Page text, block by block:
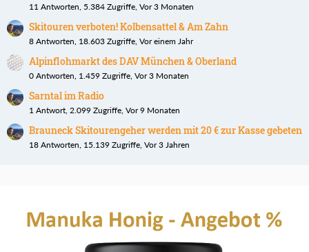
11 Antworten, 5.384 Zugriffe, Vor 3 Monaten
Skitouren verboten! Kolbensattel & Am Zahn
8 Antworten, 18.603 Zugriffe, Vor einem Jahr
Alpinflohmarkt des DAV München & Oberland
0 Antworten, 1.459 Zugriffe, Vor 3 Monaten
Sarntal im Radio
1 Antwort, 2.099 Zugriffe, Vor 9 Monaten
Brauneck Skitourengeher werden mit 20 € zur Kasse gebeten
18 Antworten, 15.139 Zugriffe, Vor 3 Jahren